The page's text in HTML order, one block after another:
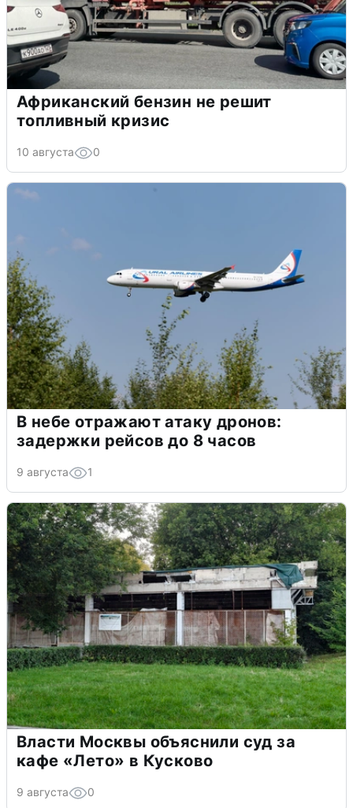
Африканский бензин не решит
топливный кризис
10 августа 0
В небе отражают атаку дронов:
задержки рейсов до 8 часов
9 августа 1
Власти Москвы объяснили суд за
кафе «Лето» в Кусково
9 августа 0